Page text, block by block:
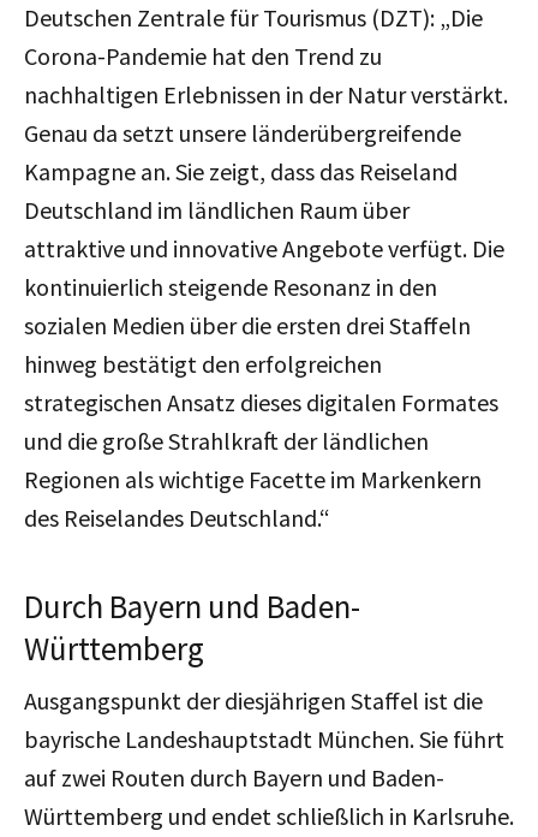
Deutschen Zentrale für Tourismus (DZT): „Die
Corona-Pandemie hat den Trend zu
nachhaltigen Erlebnissen in der Natur verstärkt.
Genau da setzt unsere länderübergreifende
Kampagne an. Sie zeigt, dass das Reiseland
Deutschland im ländlichen Raum über
attraktive und innovative Angebote verfügt. Die
kontinuierlich steigende Resonanz in den
sozialen Medien über die ersten drei Staffeln
hinweg bestätigt den erfolgreichen
strategischen Ansatz dieses digitalen Formates
und die große Strahlkraft der ländlichen
Regionen als wichtige Facette im Markenkern
des Reiselandes Deutschland.“
Durch Bayern und Baden-
Württemberg
Ausgangspunkt der diesjährigen Staffel ist die
bayrische Landeshauptstadt München. Sie führt
auf zwei Routen durch Bayern und Baden-
Württemberg und endet schließlich in Karlsruhe.